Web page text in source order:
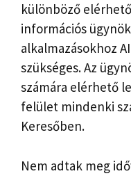
különböző
információs
alkalmazásokhoz
szükséges. Az
számára elérhető
felület mindenki
Keresőben.
Nem adtak meg